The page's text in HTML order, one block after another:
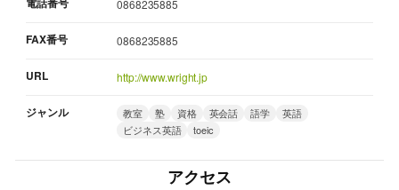
0868235885
FAX番号 0868235885
URL http://www.wright.jp
ジャンル 教室 塾 資格 英会話 語学
英語
ビジネス英語
toeic
アクセス